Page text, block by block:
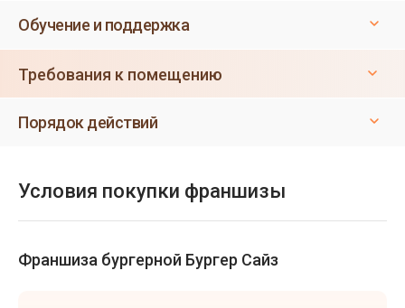
Обучение и поддержка
Требования к помещению
Порядок действий
Условия покупки франшизы
Франшиза бургерной Бургер Сайз